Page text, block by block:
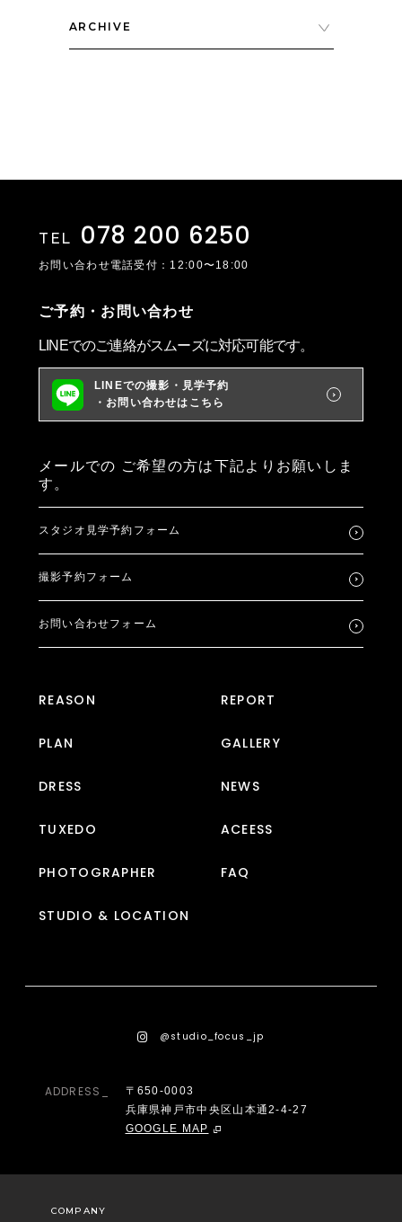
ARCHIVE
TEL 078 200 6250
お問い合わせ電話受付：12:00〜18:00
ご予約・お問い合わせ
LINEでのご連絡がスムーズに対応可能です。
LINEでの撮影・見学予約
・お問い合わせはこちら
メールでの ご希望の方は下記よりお願いしま
す。
スタジオ見学予約フォーム
撮影予約フォーム
お問い合わせフォーム
REASON
PLAN
DRESS
TUXEDO
PHOTOGRAPHER
STUDIO & LOCATION
REPORT
GALLERY
NEWS
ACEESS
FAQ
@studio_focus_jp
ADDRESS_
〒650-0003
兵庫県神戸市中央区山本通2-4-27
GOOGLE MAP
COMPANY